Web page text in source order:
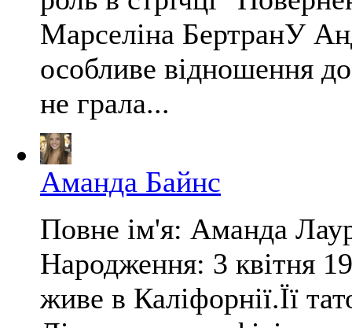
Марселіна БертранУ
особливе відношення
не грала...
Аманда Байнс
Повне ім'я: Аманда
Народження: 3 квітня
живе в Каліфорнії.Її